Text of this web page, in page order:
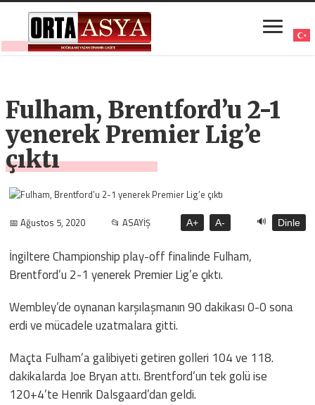
Fulham, Brentford’u 2-1
yenerek Premier Lig’e
çıktı
📅 Ağustos 5, 2020 📂 ASAYİŞ A+ A- 🔊 Dinle
İngiltere Championship play-off finalinde Fulham,
Brentford’u 2-1 yenerek Premier Lig’e çıktı.
Wembley’de oynanan karşılaşmanın 90 dakikası 0-0 sona
erdi ve mücadele uzatmalara gitti.
Maçta Fulham’a galibiyeti getiren golleri 104 ve 118.
dakikalarda Joe Bryan attı. Brentford’un tek golü ise
120+4’te Henrik Dalsgaard’dan geldi.